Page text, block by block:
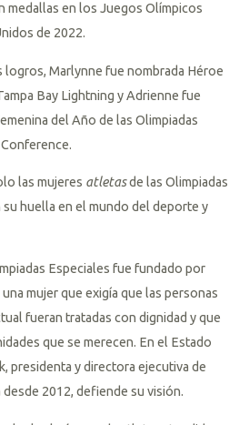
medallas en los Juegos Olímpicos
de 2022.
logros, Marlynne fue nombrada Héroe
Bay Lightning y Adrienne fue
del Año de las Olimpiadas
las mujeres atletasde las Olimpiadas
su huella en el mundo del deporte y
Especiales fue fundado por
mujer que exigía que las personas
fueran tratadas con dignidad y que
que se merecen. En el Estado
presidenta y directora ejecutiva de
2012, defiende su visión.